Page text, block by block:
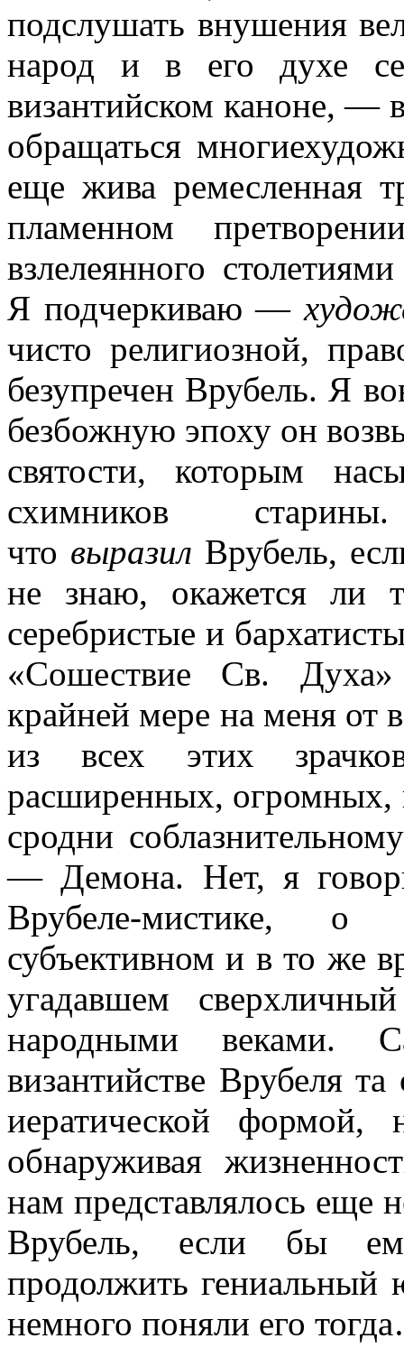
подслушать внушения
народ и в его духе
византийском каноне, —
обращаться
еще жива ремесленная
пламенном
взлелеянного
Я подчеркиваю —
чисто религиозной,
безупречен Врубель. Я
безбожную эпоху он
святости, которым
схимников
что выразил Врубель,
не знаю, окажется ли
серебристые и
«Сошествие Св.
крайней мере на меня от
из всех этих
расширенных, огромных,
сродни
— Демона. Нет, я
Врубеле-мистике, о
субъективном и в то же
угадавшем
народными веками.
византийстве Врубеля
иератической
обнаруживая
нам представлялось еще
Врубель, если бы
продолжить
немного поняли его